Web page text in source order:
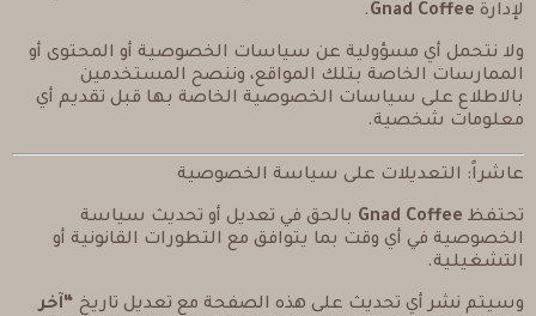
لإدارة Gnad Coffee
.
ولا نتحمل أي مسؤولية عن سياسات الخصوصية أو المحتوى أو
الممارسات الخاصة بتلك المواقع، وننصح المستخدمين
بالاطلاع على سياسات الخصوصية الخاصة بها قبل تقديم أي
معلومات شخصية.
عاشراً: التعديلات على سياسة الخصوصية
تحتفظ Gnad Coffee بالحق في تعديل أو تحديث سياسة
الخصوصية في أي وقت بما يتوافق مع التطورات القانونية أو
التشغيلية.
وسيتم نشر أي تحديث على هذه الصفحة مع تعديل تاريخ “آخر